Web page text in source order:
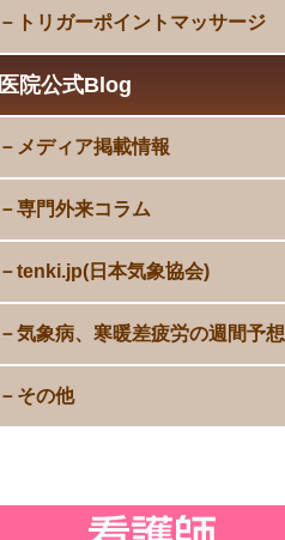
トリガーポイントマッサージ
医院公式Blog
メディア掲載情報
専門外来コラム
tenki.jp(日本気象協会)
気象病、寒暖差疲労の週間予想
その他